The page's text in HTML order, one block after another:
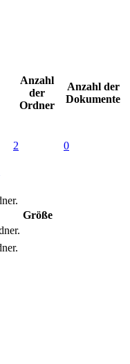
Anzahl
der
Ordner
Anzahl der
Dokumente
2 0
Größe